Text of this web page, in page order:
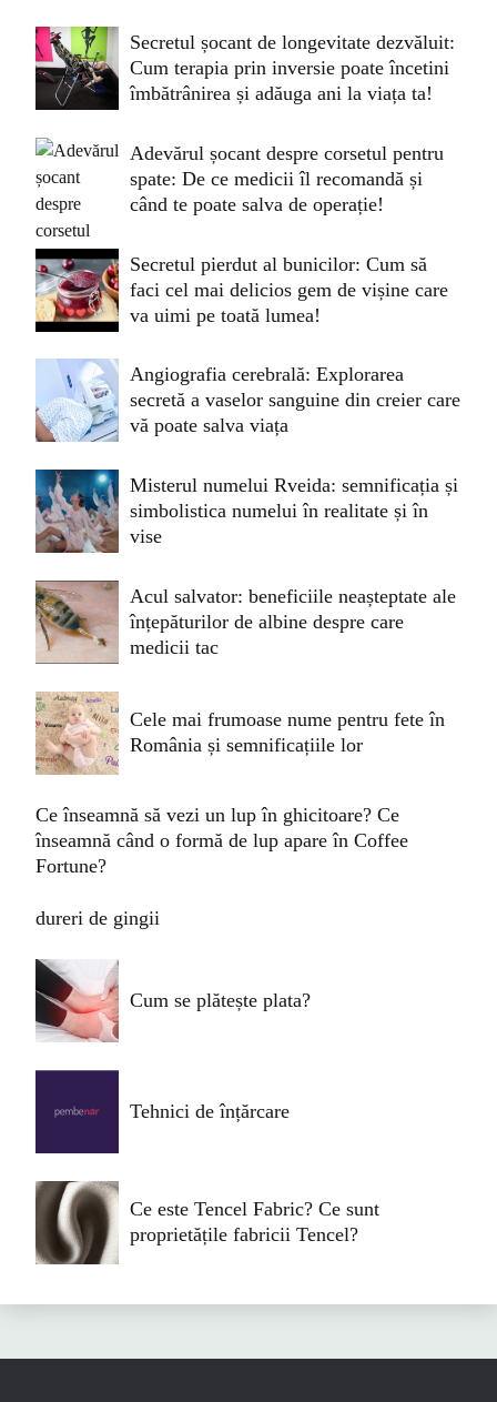
Secretul șocant de longevitate dezvăluit:
Cum terapia prin inversie poate încetini
îmbătrânirea și adăuga ani la viața ta!
Adevărul șocant despre corsetul pentru
spate: De ce medicii îl recomandă și
când te poate salva de operație!
Secretul pierdut al bunicilor: Cum să
faci cel mai delicios gem de vișine care
va uimi pe toată lumea!
Angiografia cerebrală: Explorarea
secretă a vaselor sanguine din creier care
vă poate salva viața
Misterul numelui Rveida: semnificația și
simbolistica numelui în realitate și în
vise
Acul salvator: beneficiile neașteptate ale
înțepăturilor de albine despre care
medicii tac
Cele mai frumoase nume pentru fete în
România și semnificațiile lor
Ce înseamnă să vezi un lup în ghicitoare? Ce
înseamnă când o formă de lup apare în Coffee
Fortune?
dureri de gingii
Cum se plătește plata?
Tehnici de înțărcare
Ce este Tencel Fabric? Ce sunt
proprietățile fabricii Tencel?